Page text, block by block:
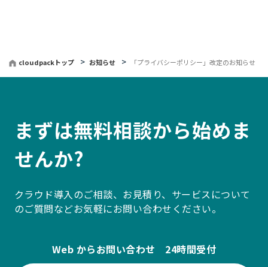
cloudpackトップ お知らせ 「プライバシーポリシー」改定のお知らせ
まずは無料相談から始めま
せんか?
クラウド導入のご相談、お見積り、サービスについて
のご質問などお気軽にお問い合わせください。
Web からお問い合わせ 24時間受付